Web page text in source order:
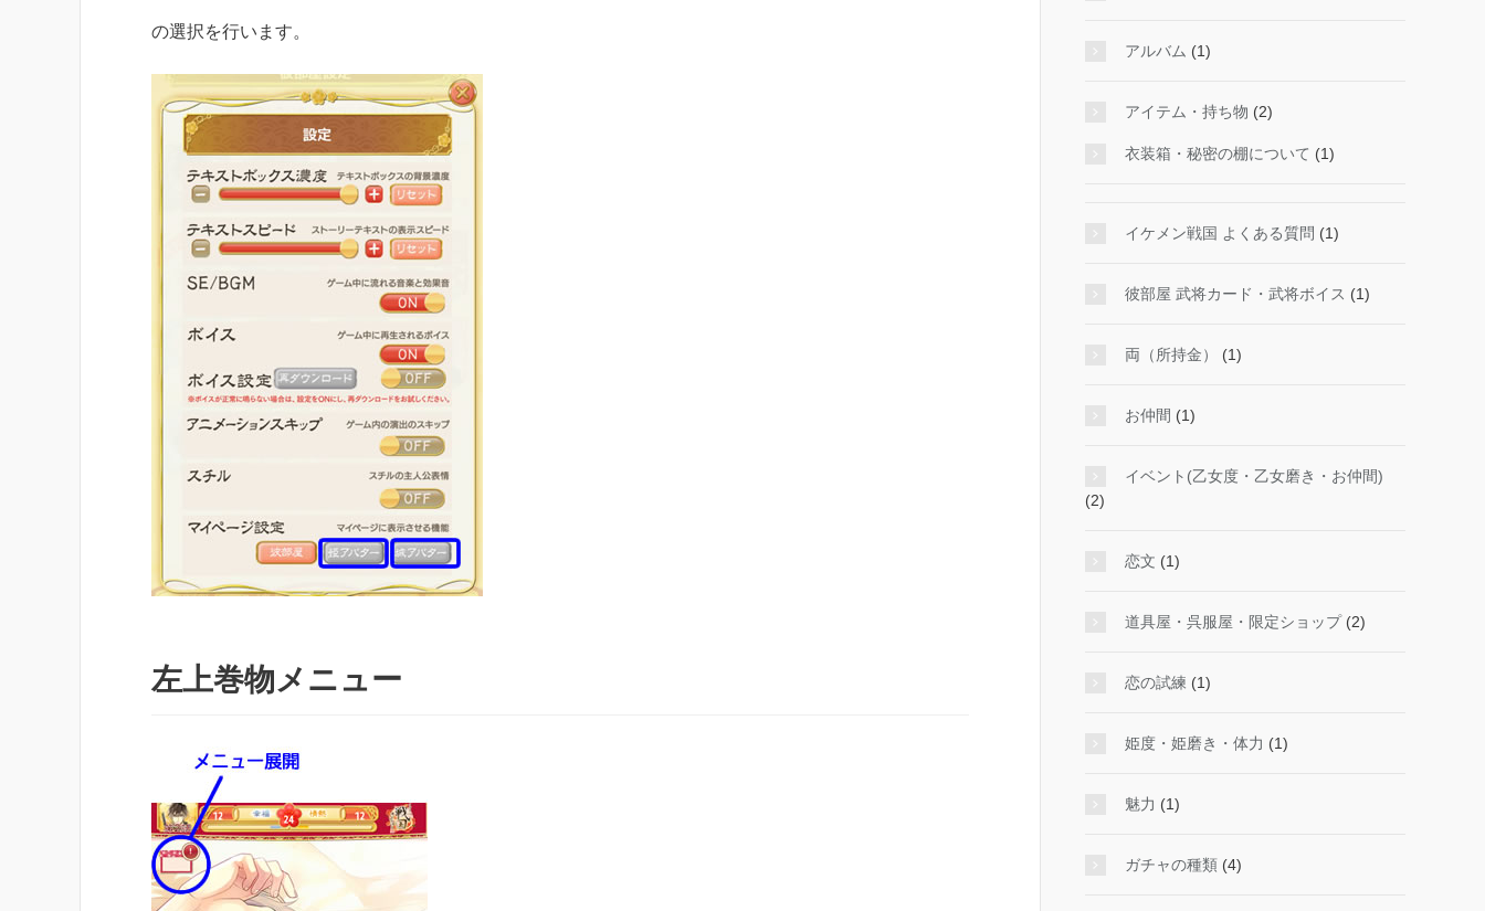
の選択を行います。
左上巻物メニュー
アルバム (1)
アイテム・持ち物 (2)
衣装箱・秘密の棚について (1)
イケメン戦国 よくある質問 (1)
彼部屋 武将カード・武将ボイス (1)
両（所持金） (1)
お仲間 (1)
イベント(乙女度・乙女磨き・お仲間)
(2)
恋文 (1)
道具屋・呉服屋・限定ショップ(2)
恋の試練 (1)
姫度・姫磨き・体力 (1)
魅力 (1)
ガチャの種類 (4)